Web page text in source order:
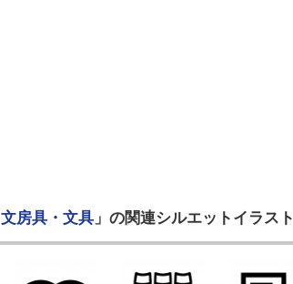
文房具・文具」の関連シルエットイラスト